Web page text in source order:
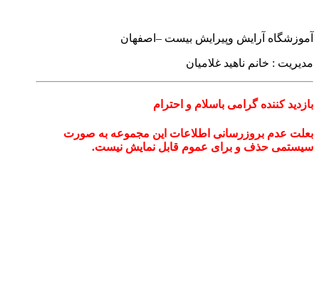
آموزشگاه آرایش وپیرایش بیست –اصفهان
مدیریت : خانم ناهید غلامیان
بازدید کننده گرامی باسلام و احترام
بعلت عدم بروزرسانی اطلاعات این مجموعه به صورت
سیستمی حذف و برای عموم قابل نمایش نیست.